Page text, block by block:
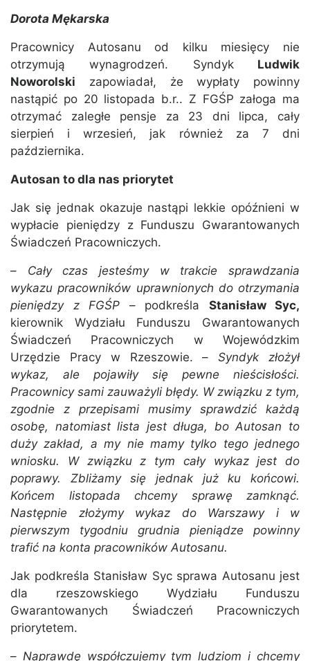
Dorota Mękarska
Pracownicy Autosanu od kilku miesięcy nie
otrzymują wynagrodzeń. SyndykLudwik
Noworolski zapowiadał, że wypłaty powinny
nastąpić po 20 listopada b.r.. Z FGŚP załoga ma
otrzymać zaległe pensje za 23 dni lipca, cały
sierpień i wrzesień, jak również za 7 dni
października.
Autosan to dla nas priorytet
Jak się jednak okazuje nastąpi lekkie opóźnieni w
wypłacie pieniędzy z Funduszu Gwarantowanych
Świadczeń Pracowniczych.
– Cały czas jesteśmy w trakcie sprawdzania
wykazu pracowników uprawnionych do otrzymania
pieniędzy z FGŚP – podkreśla Stanisław Syc,
kierownik Wydziału Funduszu Gwarantowanych
Świadczeń Pracowniczych w Wojewódzkim
Urzędzie Pracy w Rzeszowie. –Syndyk złożył
wykaz, ale pojawiły się pewne nieścisłości.
Pracownicy sami zauważyli błędy. W związku z tym,
zgodnie z przepisami musimy sprawdzić każdą
osobę, natomiast lista jest długa, bo Autosan to
duży zakład, a my nie mamy tylko tego jednego
wniosku. W związku z tym cały wykaz jest do
poprawy. Zbliżamy się jednak już ku końcowi.
Końcem listopada chcemy sprawę zamknąć.
Następnie złożymy wykaz do Warszawy i w
pierwszym tygodniu grudnia pieniądze powinny
trafić na konta pracowników Autosanu.
Jak podkreśla Stanisław Syc sprawa Autosanu jest
dla rzeszowskiego Wydziału Funduszu
Gwarantowanych Świadczeń Pracowniczych
priorytetem.
– Naprawdę współczujemy tym ludziom i chcemy